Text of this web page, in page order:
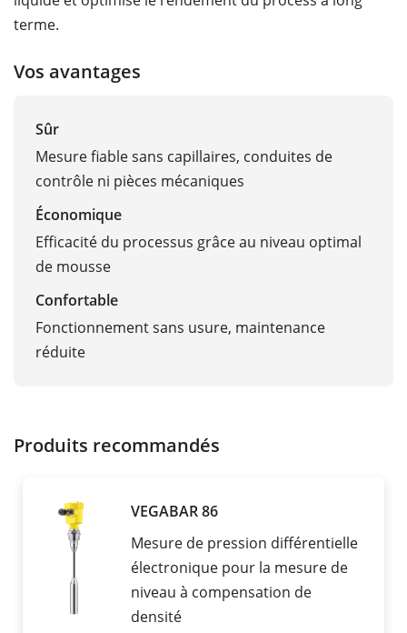
terme.
Vos avantages
Sûr
Mesure fiable sans capillaires, conduites de
contrôle ni pièces mécaniques
Économique
Efficacité du processus grâce au niveau optimal
de mousse
Confortable
Fonctionnement sans usure, maintenance
réduite
Produits recommandés
VEGABAR 86
Mesure de pression différentielle
électronique pour la mesure de
niveau à compensation de
densité